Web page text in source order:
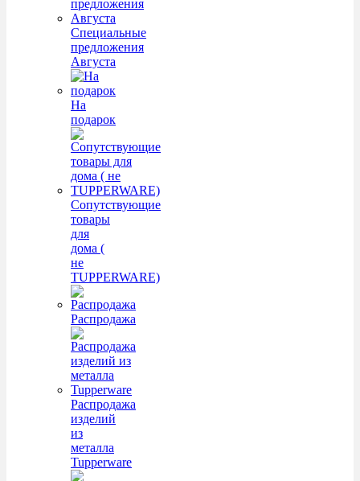
Специальные
предложения
Августа
На
подарок
Сопутствующие
товары
для
дома (
не
TUPPERWARE)
Распродажа
Распродажа
изделий
из
металла
Tupperware